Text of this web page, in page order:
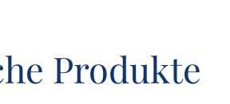
Produkte